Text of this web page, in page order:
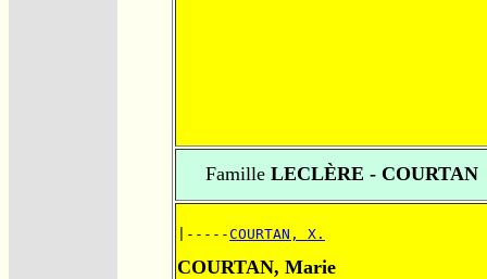
Famille LECLÈRE - COURTAN
|-----COURTAN, X.
COURTAN, Marie